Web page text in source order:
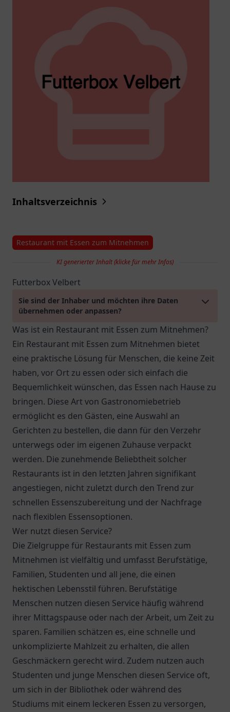
Inhaltsverzeichnis
Restaurant mit Essen zum Mitnehmen
KI generierter Inhalt (klicke für mehr Infos)
Futterbox Velbert
Sie sind der Inhaber und möchten ihre Daten
übernehmen oder anpassen?
Was ist ein Restaurant mit Essen zum Mitnehmen?
Ein Restaurant mit Essen zum Mitnehmen bietet
eine praktische Lösung für Menschen, die keine Zeit
haben, vor Ort zu essen oder sich einfach die
Bequemlichkeit wünschen, das Essen nach Hause zu
bringen. Diese Art von Gastronomiebetrieb
ermöglicht es den Gästen, eine Auswahl an
Gerichten zu bestellen, die dann für den Verzehr
unterwegs oder im eigenen Zuhause verpackt
werden. Die zunehmende Beliebtheit solcher
Restaurants ist in den letzten Jahren signifikant
angestiegen, nicht zuletzt durch den Trend zur
schnellen Essenszubereitung und der Nachfrage
nach flexiblen Essensoptionen.
Wer nutzt diesen Service?
Die Zielgruppe für Restaurants mit Essen zum
Mitnehmen ist vielfältig und umfasst Berufstätige,
Familien, Studenten und all jene, die einen
hektischen Lebensstil führen. Berufstätige
Menschen nutzen diesen Service häufig während
ihrer Mittagspause oder nach der Arbeit, um Zeit zu
sparen. Familien schätzen es, eine schnelle und
unkomplizierte Mahlzeit zu erhalten, die allen
Geschmäckern gerecht wird. Zudem nutzen auch
Studenten und junge Menschen diesen Service oft,
um sich in der Bibliothek oder während des
Studiums mit einem leckeren Essen zu versorgen,